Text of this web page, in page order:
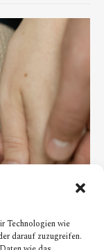
Technologien wie
darauf zuzugreifen.
Mülheim